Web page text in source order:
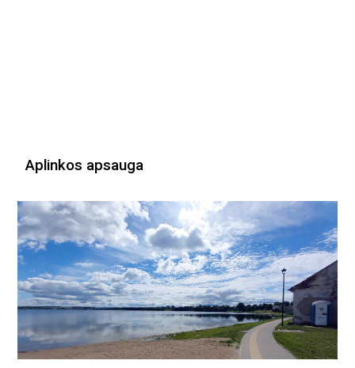
Aplinkos apsauga